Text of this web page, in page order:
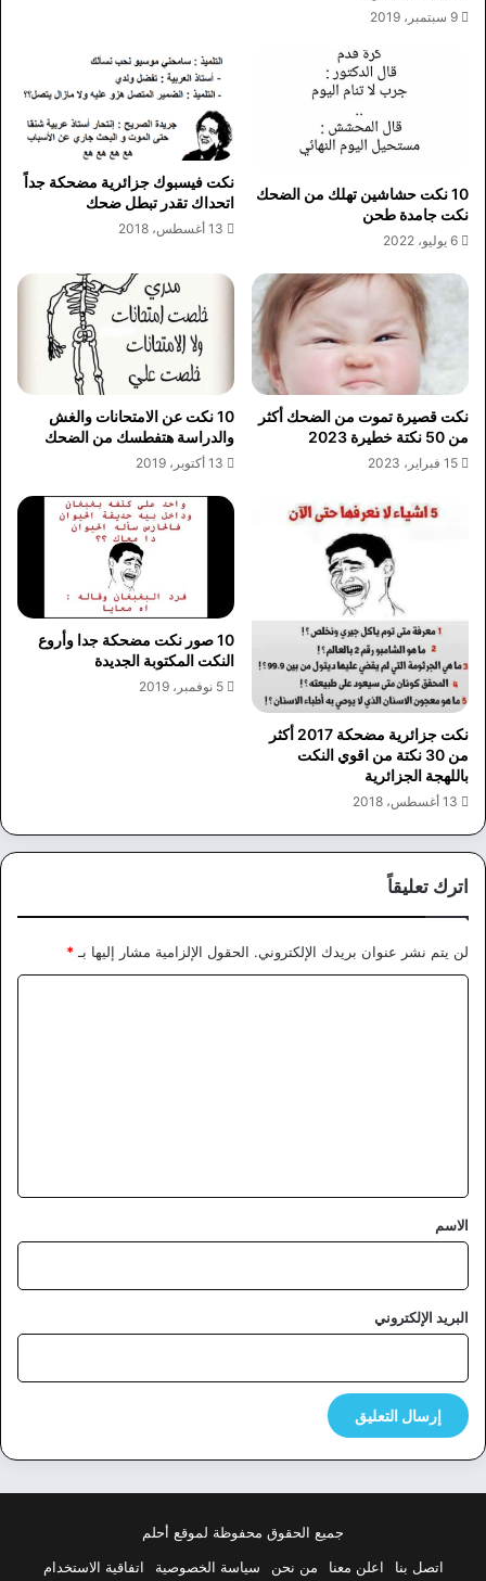
9 سبتمبر، 2019
10 نكت حشاشين تهلك من الضحك
نكت جامدة طحن
6 يوليو، 2022
نكت فيسبوك جزائرية مضحكة جداً
اتحداك تقدر تبطل ضحك
13 أغسطس، 2018
نكت قصيرة تموت من الضحك أكثر
من 50 نكتة خطيرة 2023
15 فبراير، 2023
10 نكت عن الامتحانات والغش
والدراسة هتفطسك من الضحك
13 أكتوبر، 2019
نكت جزائرية مضحكة 2017 أكثر
من 30 نكتة من اقوي النكت
باللهجة الجزائرية
13 أغسطس، 2018
10 صور نكت مضحكة جدا وأروع
النكت المكتوبة الجديدة
5 نوفمبر، 2019
اترك تعليقاً
لن يتم نشر عنوان بريدك الإلكتروني. الحقول الإلزامية مشار إليها بـ*
*
الاسم
البريد الإلكتروني
جميع الحقوق محفوظة لموقع أحلم
اتصل بنا
اعلن معنا من نحن سياسة الخصوصية اتفاقية الاستخدام